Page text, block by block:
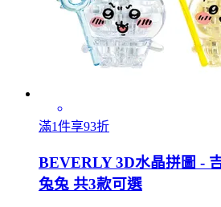
滿1件享93折
BEVERLY 3D水晶拼圖 -
兔兔 共3款可選